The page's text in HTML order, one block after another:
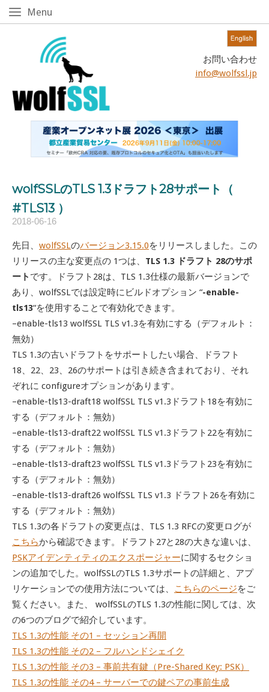
Skip
お問い合わせ
info@wolfssl.jp
Menu
wolfSSLのTLS 1.3ドラフト28サポート（
#TLS13 ）
2018-06-16
先日、 wolfSSLのバージョン3.15.0をリリースしました。この
リリースの主な変更点の 1つは、 TLS 1.3 ドラフト 28のサポ
ート です。ドラフト28は、TLS 1.3仕様の最新バージョンで
あり、wolfSSLでは設定時にビルドオプション “-enable-
tls13“を使用することで有効化できます。
–enable-tls13 wolfSSL TLS v1.3を有効にする（デフォルト：
無効）
TLS 1.3の古いドラフトをサポートしたい場合、ドラフト
18、22、23、26のサポートは引き続き含まれており、それ
ぞれに configureオプションがあります。
–enable-tls13-draft18 wolfSSL TLS v1.3ドラフト18を有効に
する（デフォルト：無効）
–enable-tls13-draft22 wolfSSL TLS v1.3ドラフト22を有効に
する（デフォルト：無効）
–enable-tls13-draft23 wolfSSL TLS v1.3ドラフト23を有効に
する（デフォルト：無効）
–enable-tls13-draft26 wolfSSL TLS v1.3 ドラフト26を有効に
する（デフォルト：無効）
TLS 1.3の各ドラフトの変更点は、TLS 1.3 RFCの変更ログが
こちらから確認できます。ドラフト27と28の大きな違いは、
PSKアイデンティティのエクスポージャーに関するセクショ
ンの追加でした。wolfSSLのTLS 1.3サポートの詳細と、アプ
リケーションでの使用方法については、
こちらのページをご
覧ください。また、 wolfSSLのTLS 1.3の性能に関しては、次
の6つのブログで紹介しています。
TLS 1.3の性能 その1 – セッション再開
TLS 1.3の性能 その2 – フルハンドシェイク
TLS 1.3の性能 その3 – 事前共有鍵（Pre-Shared Key: PSK）
TLS 1.3の性能 その4 – サーバーでの鍵ペアの事前生成